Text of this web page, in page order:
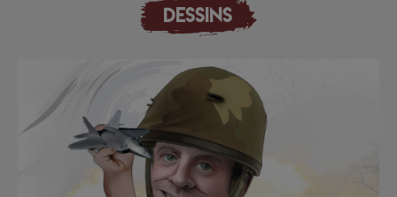
DESSINS